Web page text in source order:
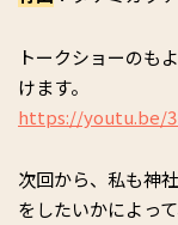
トークショーのも
けます。
https://youtu.be/
次回から、私も神
をしたいかによっ